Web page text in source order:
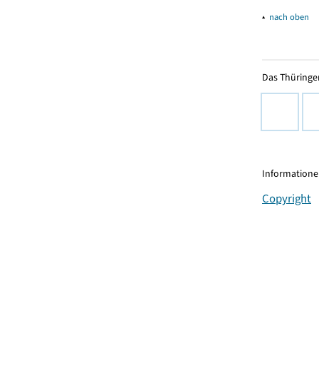
▴ nach oben
Das
Copyright